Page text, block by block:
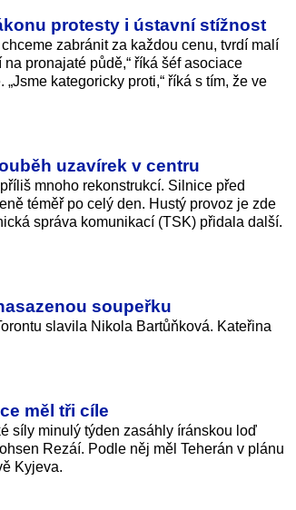
protesty i ústavní stížnost
zabránit za každou cenu, tvrdí malí
pronajaté půdě,“ říká šéf asociace
kategoricky proti,“ říká s tím, že ve
uzavírek v centru
mnoho rekonstrukcí. Silnice před
téměř po celý den. Hustý provoz je zde
správa komunikací (TSK) přidala další.
soupeřku
slavila Nikola Bartůňková. Kateřina
měl tři cíle
síly minulý týden zasáhly íránskou loď
Rezáí. Podle něj měl Teherán v plánu
Kyjeva.